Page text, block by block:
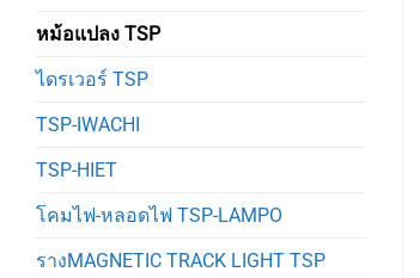
หม้อแปลง TSP
ไดรเวอร์ TSP
TSP-IWACHI
TSP-HIET
โคมไฟ-หลอดไฟ TSP-LAMPO
รางMAGNETIC TRACK LIGHT TSP